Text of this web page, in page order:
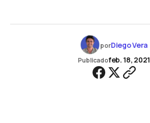
porDiego Vera
Publicadofeb. 18, 2021